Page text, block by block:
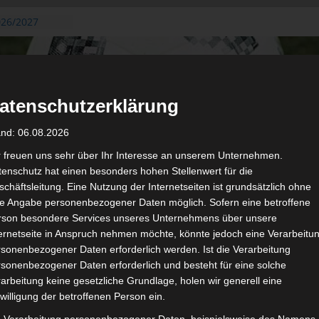
2027
August
aus der
der ersten 15
2027 –
20.
AS Soliman
zu
06.08.2026
freuen uns sehr über Ihr Interesse an unserem Unternehmen.
hat einen besonders hohen Stellenwert für die
Eine Nutzung der Internetseiten ist grundsätzlich ohne
Angabe personenbezogener Daten möglich. Sofern eine betroffene
besondere Services unseres Unternehmens über unsere
in Anspruch nehmen möchte, könnte jedoch eine
Daten erforderlich werden. Ist die Verarbeitung
Daten erforderlich und besteht für eine solche
keine gesetzliche Grundlage, holen wir generell eine
der betroffenen Person ein.